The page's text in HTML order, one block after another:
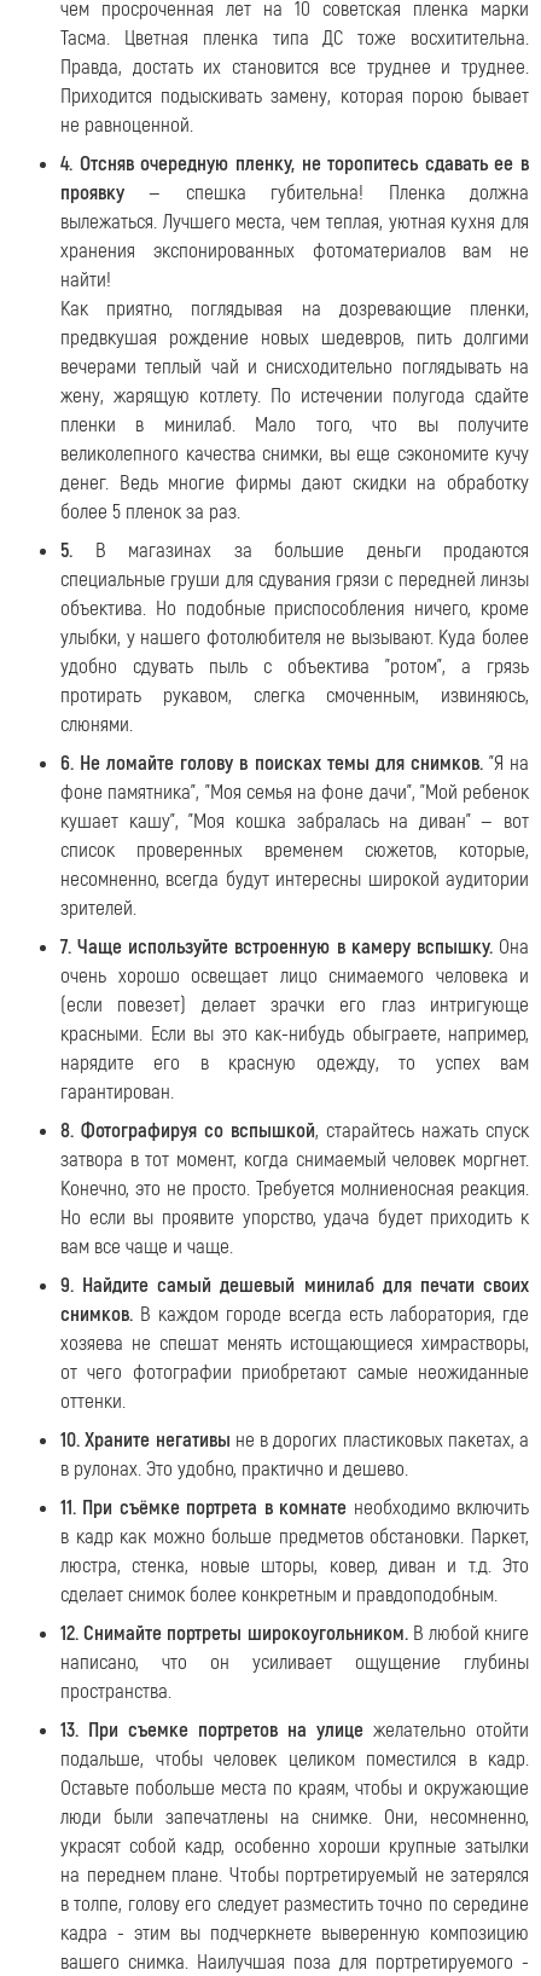
чем просроченная лет на 10 советская пленка марки
Тасма. Цветная пленка типа ДС тоже восхитительна.
Правда, достать их становится все труднее и труднее.
Приходится подыскивать замену, которая порою бывает
не равноценной.
4. Отсняв очередную пленку, не торопитесь сдавать ее в
проявку — спешка губительна! Пленка должна
вылежаться. Лучшего места, чем теплая, уютная кухня для
хранения экспонированных фотоматериалов вам не
найти!
Как приятно, поглядывая на дозревающие пленки,
предвкушая рождение новых шедевров, пить долгими
вечерами теплый чай и снисходительно поглядывать на
жену, жарящую котлету. По истечении полугода сдайте
пленки в минилаб. Мало того, что вы получите
великолепного качества снимки, вы еще сэкономите кучу
денег. Ведь многие фирмы дают скидки на обработку
более 5 пленок за раз.
5. В магазинах за большие деньги продаются
специальные груши для сдувания грязи с передней линзы
объектива. Но подобные приспособления ничего, кроме
улыбки, у нашего фотолюбителя не вызывают. Куда более
удобно сдувать пыль с объектива "ротом", а грязь
протирать рукавом, слегка смоченным, извиняюсь,
слюнями.
6. Не ломайте голову в поисках темы для снимков."Я на
фоне памятника", "Моя семья на фоне дачи", "Мой ребенок
кушает кашу", "Моя кошка забралась на диван" — вот
список проверенных временем сюжетов, которые,
несомненно, всегда будут интересны широкой аудитории
зрителей.
7. Чаще используйте встроенную в камеру вспышку.Она
очень хорошо освещает лицо снимаемого человека и
(если повезет) делает зрачки его глаз интригующе
красными. Если вы это как-нибудь обыграете, например,
нарядите его в красную одежду, то успех вам
гарантирован.
8. Фотографируя со вспышкой, старайтесь нажать спуск
затвора в тот момент, когда снимаемый человек моргнет.
Конечно, это не просто. Требуется молниеносная реакция.
Но если вы проявите упорство, удача будет приходить к
вам все чаще и чаще.
9. Найдите самый дешевый минилаб для печати своих
снимков. В каждом городе всегда есть лаборатория, где
хозяева не спешат менять истощающиеся химрастворы,
от чего фотографии приобретают самые неожиданные
оттенки.
10. Храните негативы не в дорогих пластиковых пакетах, а
в рулонах. Это удобно, практично и дешево.
11. При съёмке портрета в комнате необходимо включить
в кадр как можно больше предметов обстановки. Паркет,
люстра, стенка, новые шторы, ковер, диван и т.д. Это
сделает снимок более конкретным и правдоподобным.
12. Снимайте портреты широкоугольником.В любой книге
написано, что он усиливает ощущение глубины
пространства.
13. При съемке портретов на улице желательно отойти
подальше, чтобы человек целиком поместился в кадр.
Оставьте побольше места по краям, чтобы и окружающие
люди были запечатлены на снимке. Они, несомненно,
украсят собой кадр, особенно хороши крупные затылки
на переднем плане. Чтобы портретируемый не затерялся
в толпе, голову его следует разместить точно по середине
кадра - этим вы подчеркнете выверенную композицию
вашего снимка. Наилучшая поза для портретируемого -